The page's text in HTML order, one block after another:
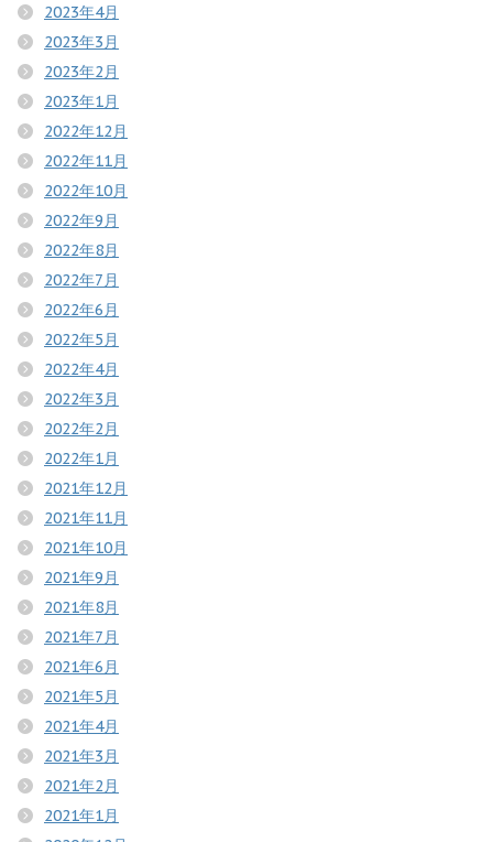
2023年4月
2023年3月
2023年2月
2023年1月
2022年12月
2022年11月
2022年10月
2022年9月
2022年8月
2022年7月
2022年6月
2022年5月
2022年4月
2022年3月
2022年2月
2022年1月
2021年12月
2021年11月
2021年10月
2021年9月
2021年8月
2021年7月
2021年6月
2021年5月
2021年4月
2021年3月
2021年2月
2021年1月